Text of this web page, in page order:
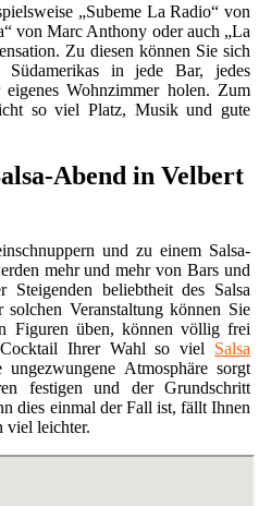
„Subeme La Radio“ von
von Marc Anthony oder auch „La
Zu diesen können Sie sich
in jede Bar, jedes
Wohnzimmer holen. Zum
so viel Platz, Musik und gute
Abend in Velbert
und zu einem Salsa-
mehr und mehr von Bars und
Steigenden beliebtheit des Salsa
Veranstaltung können Sie
Figuren üben, können völlig frei
Ihrer Wahl so viel Salsa
Atmosphäre sorgt
festigen und der Grundschritt
dies einmal der Fall ist, fällt Ihnen
viel leichter.